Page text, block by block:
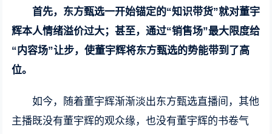
首先，东方甄选一开始锚定的“知识带货”就对董宇
辉本人情绪溢价过大；甚至，通过“销售场”最大限度给
“内容场”让步，使董宇辉将东方甄选的势能带到了高
位。
如今，随着董宇辉渐渐淡出东方甄选直播间，其他
主播既没有董宇辉的观众缘，也没有董宇辉的书卷气